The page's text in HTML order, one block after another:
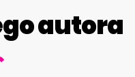
autora